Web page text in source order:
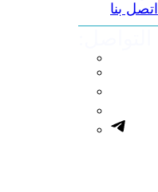
اتصل بنا